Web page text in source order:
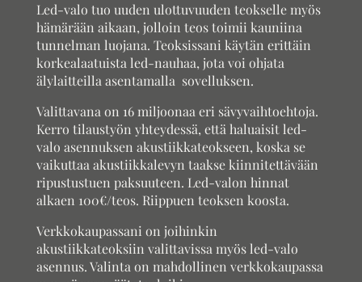
Led-valo tuo uuden ulottuvuuden teokselle myös
hämärään aikaan, jolloin teos toimii kauniina
tunnelman luojana. Teoksissani käytän erittäin
korkealaatuista led-nauhaa, jota voi ohjata
älylaitteilla asentamalla sovelluksen.
Valittavana on 16 miljoonaa eri sävyvaihtoehtoja.
Kerro tilaustyön yhteydessä, että haluaisit led-
valo asennuksen akustiikkateokseen, koska se
vaikuttaa akustiikkalevyn taakse kiinnitettävään
ripustustuen paksuuteen. Led-valon hinnat
alkaen 100€/teos. Riippuen teoksen koosta.
Verkkokaupassani on joihinkin
akustiikkateoksiin valittavissa myös led-valo
asennus. Valinta on mahdollinen verkkokaupassa